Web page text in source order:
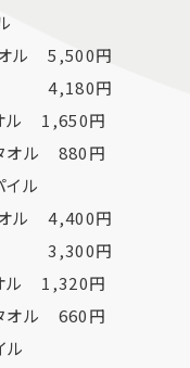
ル 5,500円
4,180円
ル 1,650円
オル 880円
イル
ル 4,400円
3,300円
ル 1,320円
オル 660円
ル